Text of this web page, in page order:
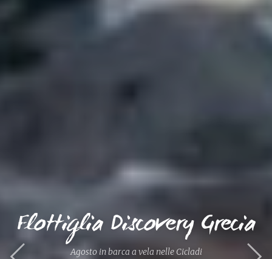
Flottiglia Discovery Grecia
Agosto in barca a vela nelle Cicladi